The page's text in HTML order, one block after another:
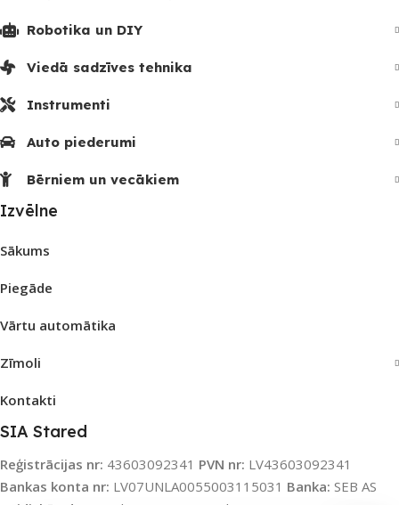
Robotika un DIY
Viedā sadzīves tehnika
Instrumenti
Auto piederumi
Bērniem un vecākiem
Izvēlne
Sākums
Piegāde
Vārtu automātika
Zīmoli
Kontakti
SIA Stared
Reģistrācijas nr: 43603092341 PVN nr: LV43603092341
Bankas konta nr: LV07UNLA0055003115031 Banka: SEB AS